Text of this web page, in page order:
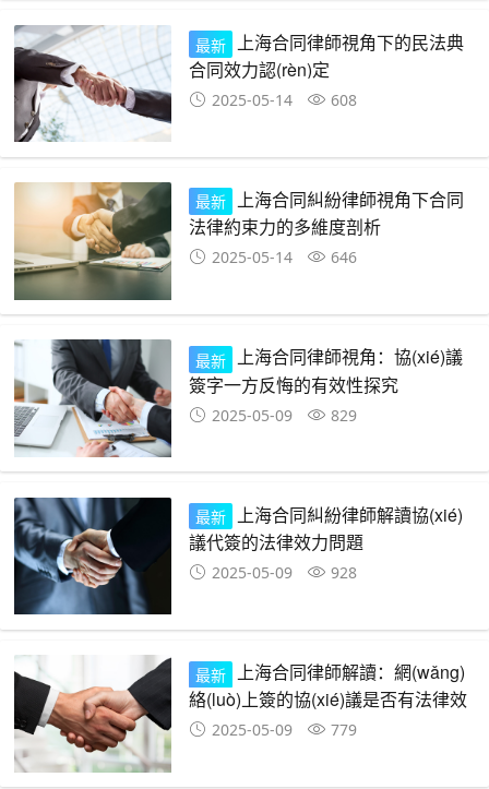
最新 上海合同律師視角下的民法典
合同效力認(rèn)定
2025-05-14 608
最新 上海合同糾紛律師視角下合同
法律約束力的多維度剖析
2025-05-14 646
最新 上海合同律師視角：協(xié)議
簽字一方反悔的有效性探究
2025-05-09 829
最新 上海合同糾紛律師解讀協(xié)
議代簽的法律效力問題
2025-05-09 928
最新 上海合同律師解讀：網(wǎng)
絡(luò)上簽的協(xié)議是否有法律效
力 2025-05-09 779